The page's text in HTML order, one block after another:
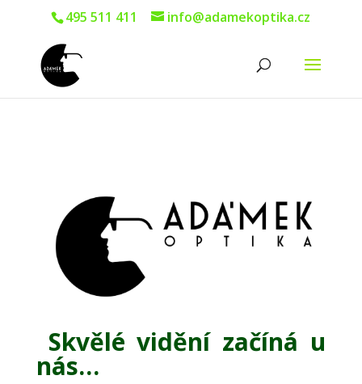
495 511 411 info@adamekoptika.cz
Skvělé vidění začíná u
nás…